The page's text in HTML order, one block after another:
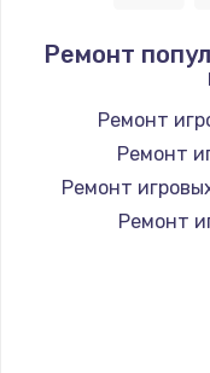
Ремонт
Ремонт
Ремонт
Ремонт
Ремонт